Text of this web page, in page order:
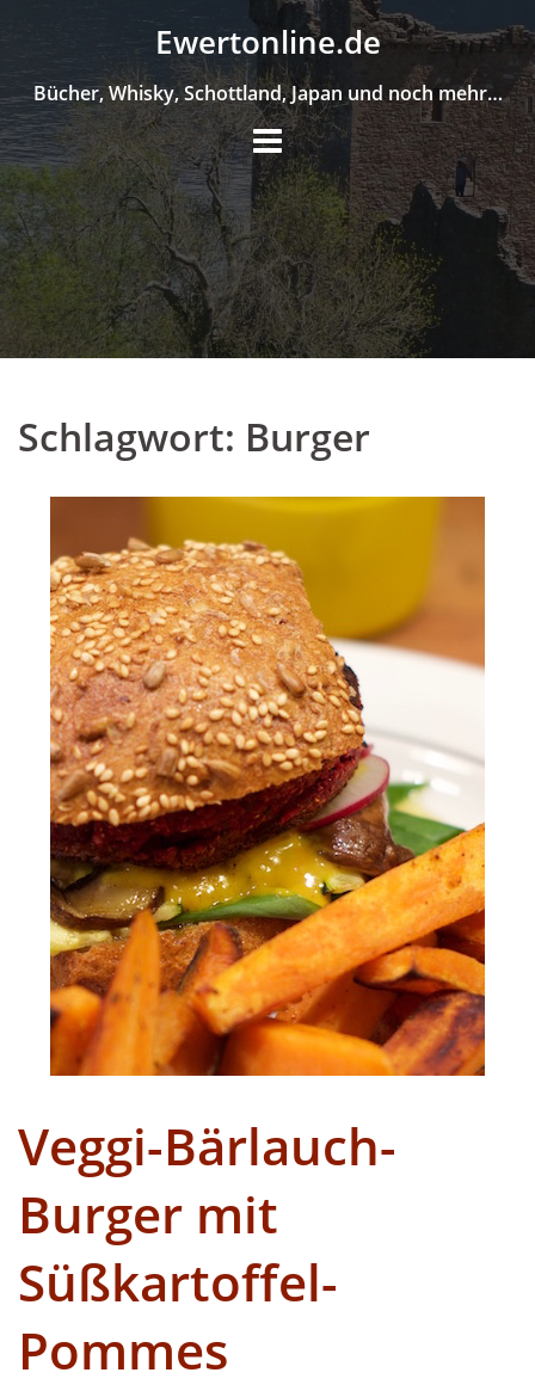
to
Ewertonline.de
Bücher, Whisky, Schottland, Japan und noch mehr…
Schlagwort: Burger
Veggi-Bärlauch-
Burger mit
Süßkartoffel-
Pommes